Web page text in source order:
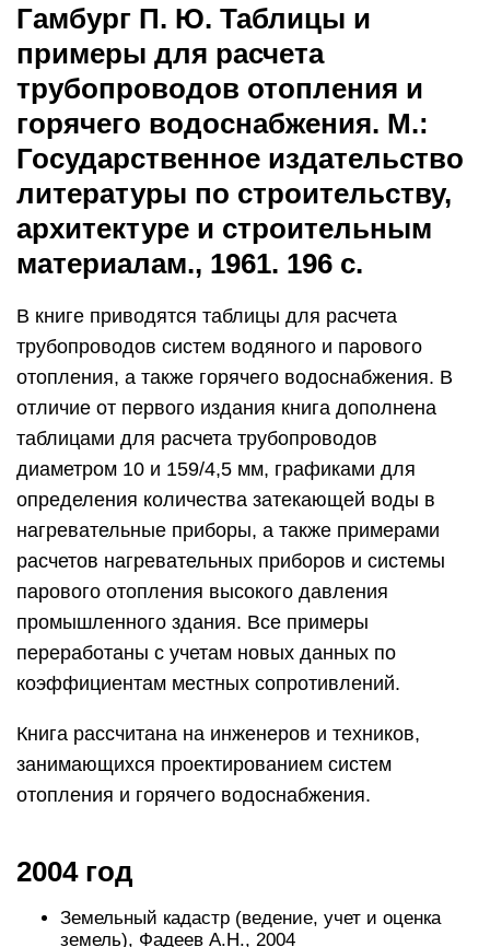
Гамбург П. Ю. Таблицы и
примеры для расчета
трубопроводов отопления и
горячего водоснабжения. М.:
Государственное издательство
литературы по строительству,
архитектуре и строительным
материалам., 1961. 196 с.
В книге приводятся таблицы для расчета
трубопроводов систем водяного и парового
отопления, а также горячего водоснабжения. В
отличие от первого издания книга дополнена
таблицами для расчета трубопроводов
диаметром 10 и 159/4,5 мм, графиками для
определения количества затекающей воды в
нагревательные приборы, а также примерами
расчетов нагревательных приборов и системы
парового отопления высокого давления
промышленного здания. Все примеры
переработаны с учетам новых данных по
коэффициентам местных сопротивлений.
Книга рассчитана на инженеров и техников,
занимающихся проектированием систем
отопления и горячего водоснабжения.
2004 год
Земельный кадастр (ведение, учет и оценка
земель), Фадеев А.Н., 2004